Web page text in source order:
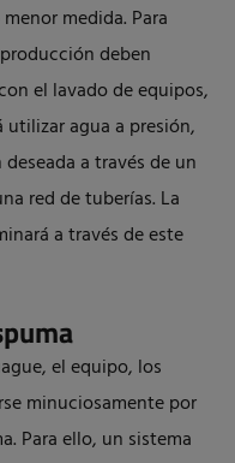
medida. Para
deben
el lavado de equipos,
utilizar agua a presión,
a través de un
red de tuberías. La
a través de este
el equipo, los
minuciosamente por
Para ello, un sistema